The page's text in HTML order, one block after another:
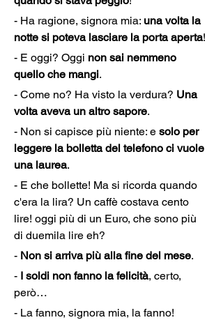
- Ha ragione, signora mia: una volta la
notte si poteva lasciare la porta aperta!
- E oggi? Oggi non sai nemmeno
quello che mangi.
- Come no? Ha visto la verdura? Una
volta aveva un altro sapore.
- Non si capisce più niente: e solo per
leggere la bolletta del telefono ci vuole
una laurea.
- E che bollette! Ma si ricorda quando
c'era la lira? Un caffè costava cento
lire! oggi più di un Euro, che sono più
di duemila lire eh?
- Non si arriva più alla fine del mese.
- I soldi non fanno la felicità, certo,
però…
- La fanno, signora mia, la fanno!